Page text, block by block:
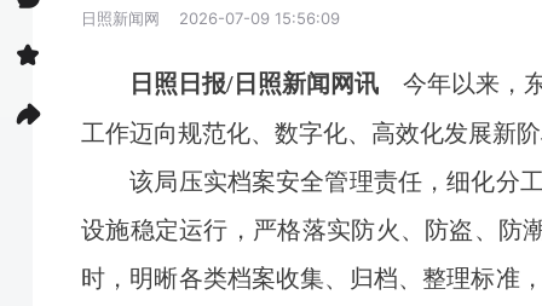
日照新闻网 2026-07-09 15:56:09
日照日报/日照新闻网讯
今年以来，
工作迈向规范化、数字化、高效化发展新
该局压实档案安全管理责任，细化分
设施稳定运行，严格落实防火、防盗、防
时，明晰各类档案收集、归档、整理标准